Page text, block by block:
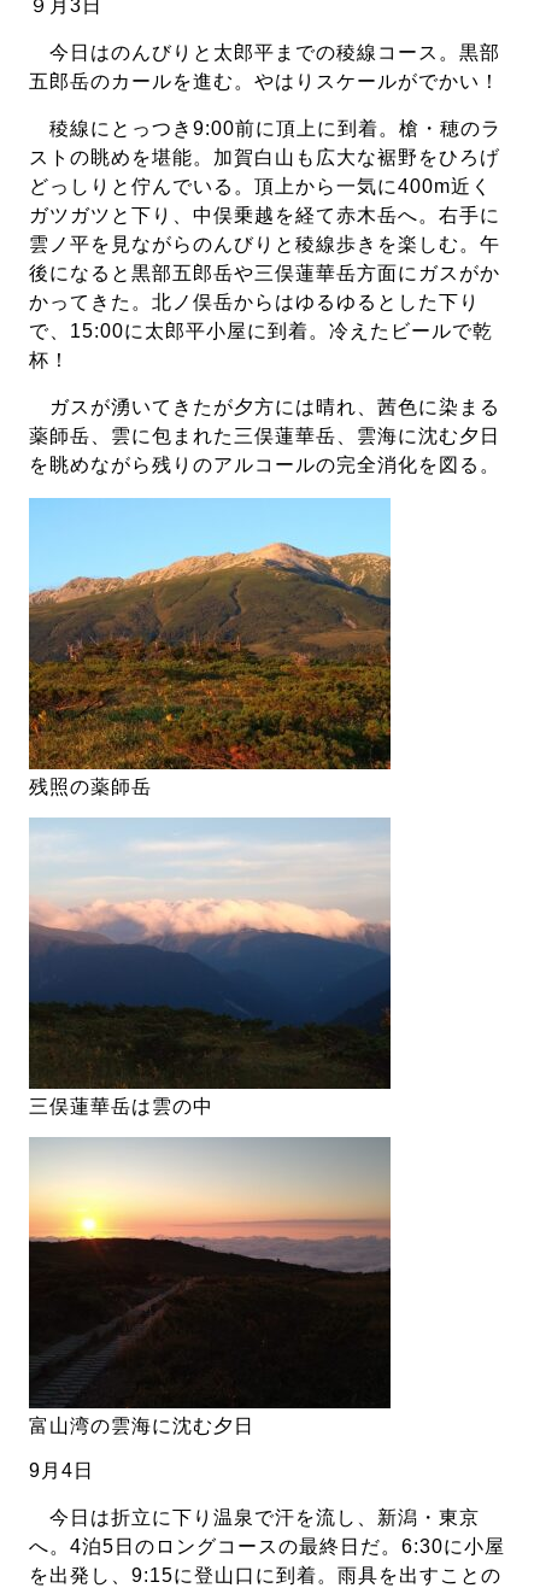
９月3日
今日はのんびりと太郎平までの稜線コース。黒部
五郎岳のカールを進む。やはりスケールがでかい！
稜線にとっつき9:00前に頂上に到着。槍・穂のラ
ストの眺めを堪能。加賀白山も広大な裾野をひろげ
どっしりと佇んでいる。頂上から一気に400m近く
ガツガツと下り、中俣乗越を経て赤木岳へ。右手に
雲ノ平を見ながらのんびりと稜線歩きを楽しむ。午
後になると黒部五郎岳や三俣蓮華岳方面にガスがか
かってきた。北ノ俣岳からはゆるゆるとした下り
で、15:00に太郎平小屋に到着。冷えたビールで乾
杯！
ガスが湧いてきたが夕方には晴れ、茜色に染まる
薬師岳、雲に包まれた三俣蓮華岳、雲海に沈む夕日
を眺めながら残りのアルコールの完全消化を図る。
残照の薬師岳
三俣蓮華岳は雲の中
富山湾の雲海に沈む夕日
9月4日
今日は折立に下り温泉で汗を流し、新潟・東京
へ。4泊5日のロングコースの最終日だ。6:30に小屋
を出発し、9:15に登山口に到着。雨具を出すことの